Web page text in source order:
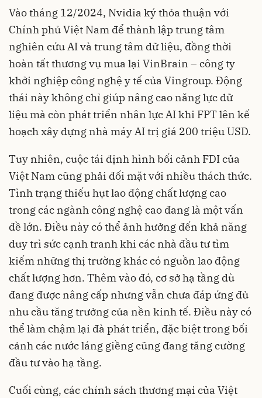
Vào tháng 12/2024, Nvidia ký thỏa thuận với
Chính phủ Việt Nam để thành lập trung tâm
nghiên cứu AI và trung tâm dữ liệu, đồng thời
hoàn tất thương vụ mua lại VinBrain – công ty
khởi nghiệp công nghệ y tế của Vingroup. Động
thái này không chỉ giúp nâng cao năng lực dữ
liệu mà còn phát triển nhân lực AI khi FPT lên kế
hoạch xây dựng nhà máy AI trị giá 200 triệu USD.
Tuy nhiên, cuộc tái định hình bối cảnh FDI của
Việt Nam cũng phải đối mặt với nhiều thách thức.
Tình trạng thiếu hụt lao động chất lượng cao
trong các ngành công nghệ cao đang là một vấn
đề lớn. Điều này có thể ảnh hưởng đến khả năng
duy trì sức cạnh tranh khi các nhà đầu tư tìm
kiếm những thị trường khác có nguồn lao động
chất lượng hơn. Thêm vào đó, cơ sở hạ tầng dù
đang được nâng cấp nhưng vẫn chưa đáp ứng đủ
nhu cầu tăng trưởng của nền kinh tế. Điều này có
thể làm chậm lại đà phát triển, đặc biệt trong bối
cảnh các nước láng giềng cũng đang tăng cường
đầu tư vào hạ tầng.
Cuối cùng, các chính sách thương mại của Việt